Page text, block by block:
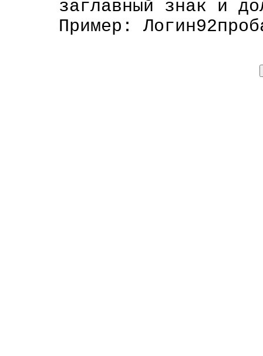
заглавный знак и
Пример: